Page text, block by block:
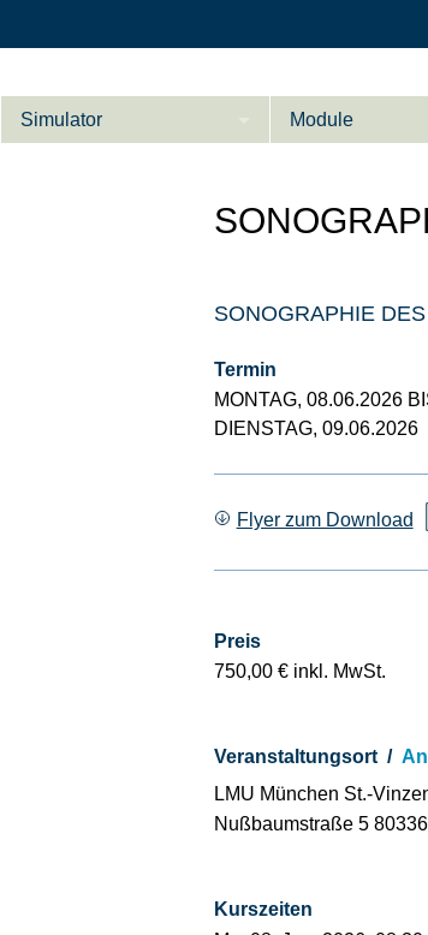
Simulator Module
SONOGRAPHIE
Termin
MONTAG, 08.06.2026
DIENSTAG, 09.06.2026
Flyer zum Download
Preis
750,00 € inkl. MwSt.
Veranstaltungsort /
LMU München St.-
Nußbaumstraße 5
Kurszeiten